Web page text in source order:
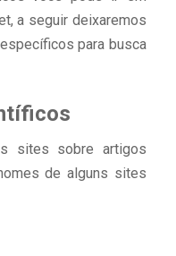
a seguir deixaremos
para busca
sites sobre artigos
de alguns sites